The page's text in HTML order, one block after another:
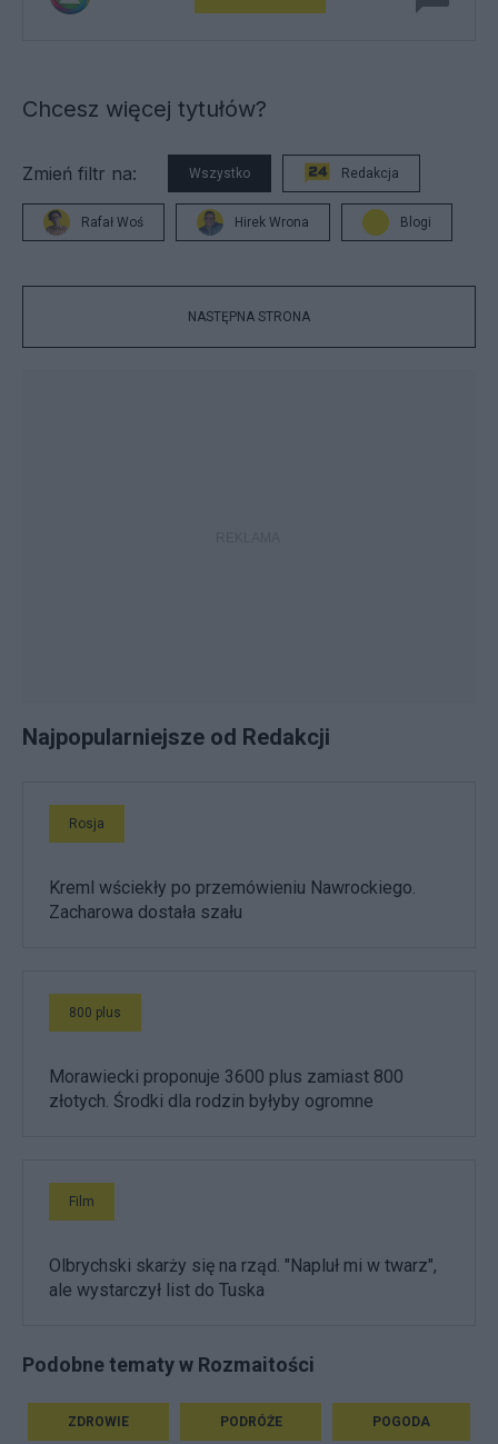
Chcesz więcej tytułów?
Zmień filtr na: Wszystko Redakcja
Rafał Woś Hirek Wrona Blogi
NASTĘPNA STRONA
Najpopularniejsze od Redakcji
Rosja
Kreml wściekły po przemówieniu Nawrockiego.
Zacharowa dostała szału
800 plus
Morawiecki proponuje 3600 plus zamiast 800
złotych. Środki dla rodzin byłyby ogromne
Film
Olbrychski skarży się na rząd. "Napluł mi w twarz",
ale wystarczył list do Tuska
Podobne tematy w Rozmaitości
ZDROWIE PODRÓŻE POGODA